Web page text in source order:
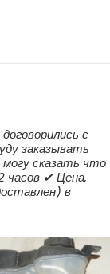
с
заказывать
сказать что
часов ✔ Цена,
в